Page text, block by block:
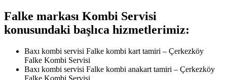
Falke markası Kombi Servisi
konusundaki başlıca hizmetlerimiz:
Baxı kombi servisi Falke kombi kart tamiri – Çerkezköy
Falke Kombi Servisi
Baxı kombi servisi Falke kombi anakart tamiri – Çerkezköy
Falke Kombi Servisi